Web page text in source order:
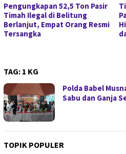
Pengungkapan 52,5 Ton Pasir
Timah Ilegal di Belitung
Berlanjut, Empat Orang Resmi
Tersangka
TAG: 1 KG
Polda Babel
Sabu dan Ganja
TOPIK POPULER